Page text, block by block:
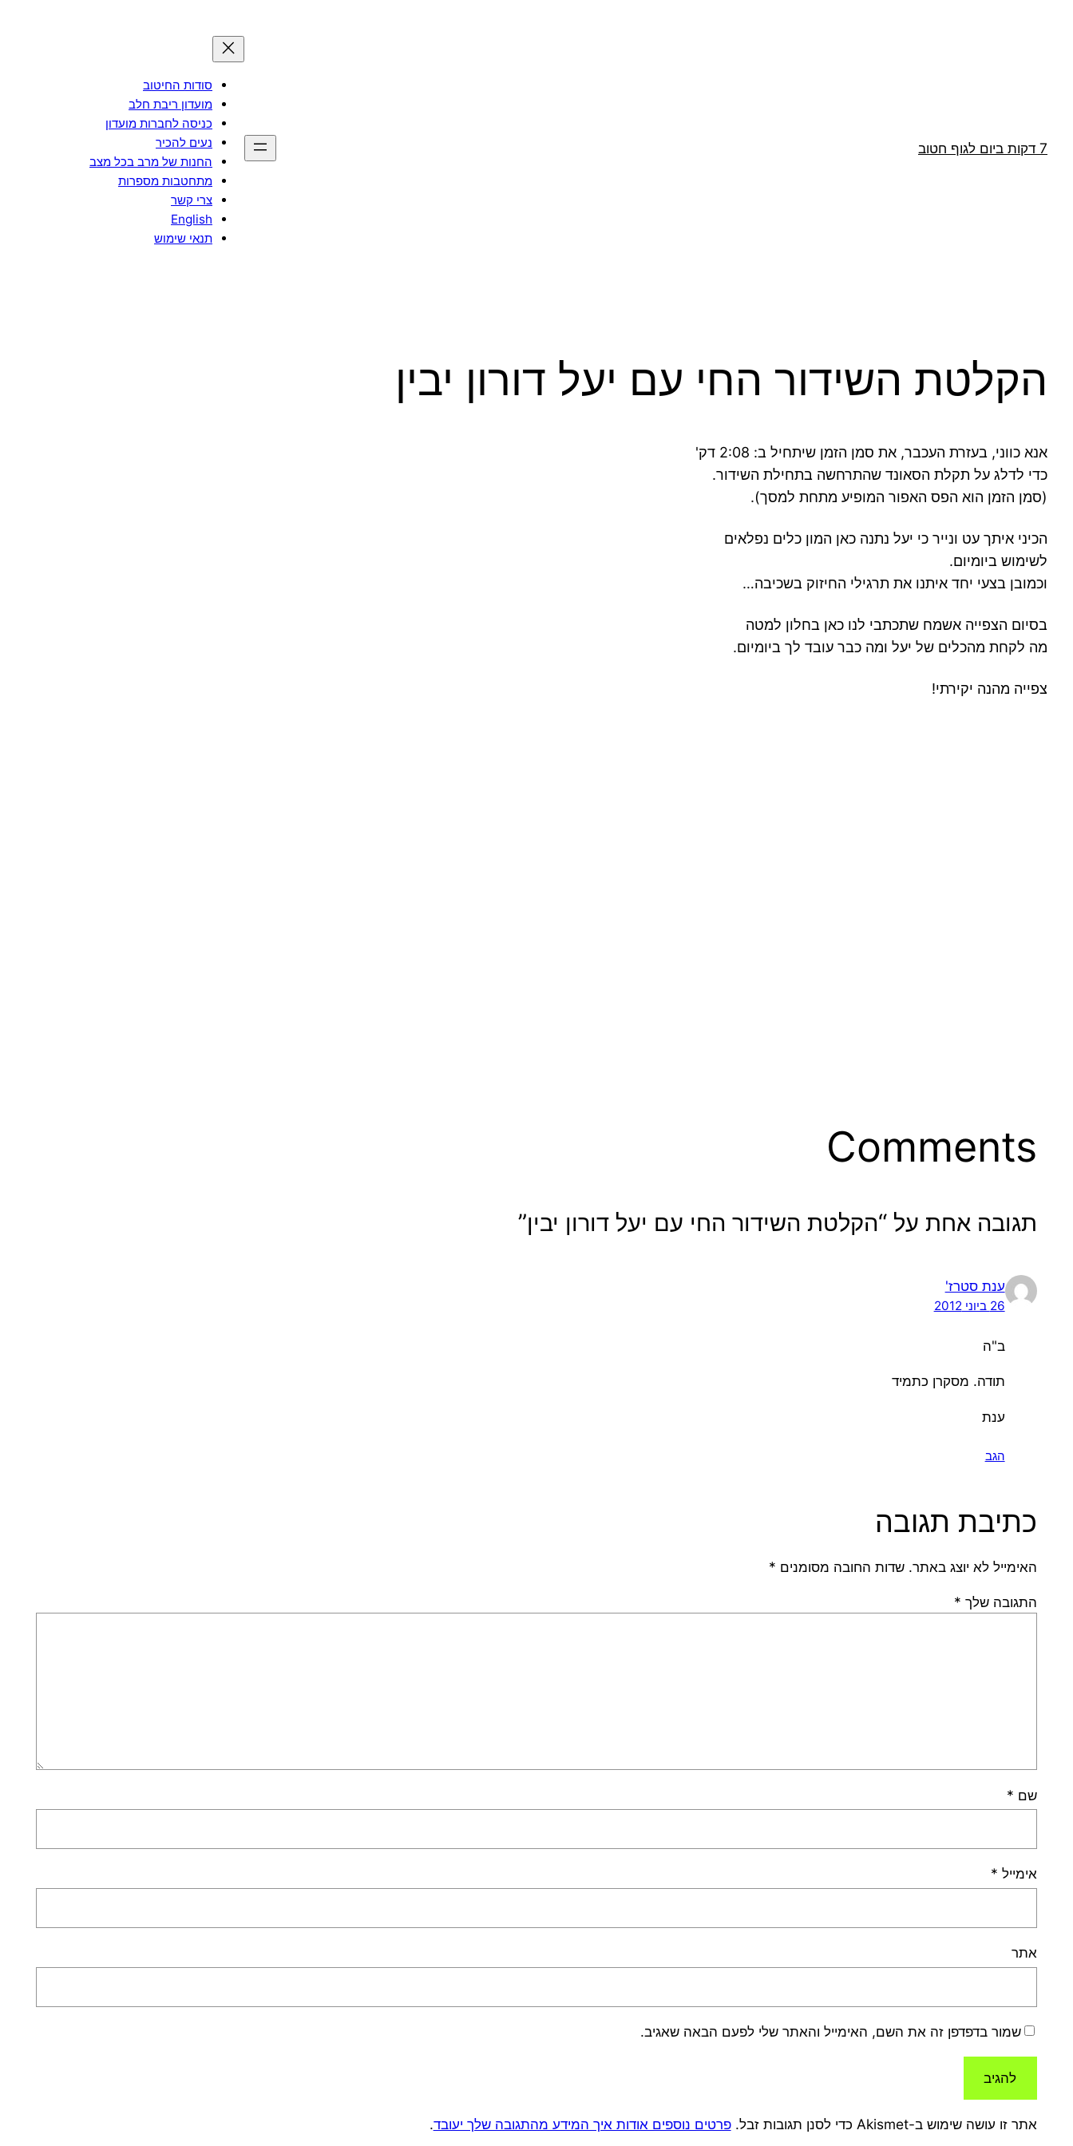
7 דקות ביום לגוף חטוב
סודות החיטוב
מועדון ריבת חלב
כניסה לחברות מועדון
נעים להכיר
החנות של מרב בכל מצב
מתחטבות מספרות
צרי קשר
English
תנאי שימוש
הקלטת השידור החי עם יעל דורון יבין
אנא כווני, בעזרת העכבר, את סמן הזמן שיתחיל ב: 2:08 דק'
כדי לדלג על תקלת הסאונד שהתרחשה בתחילת השידור.
(סמן הזמן הוא הפס האפור המופיע מתחת למסך).
הכיני איתך עט ונייר כי יעל נתנה כאן המון כלים נפלאים
לשימוש ביומיום.
וכמובן בצעי יחד איתנו את תרגילי החיזוק בשכיבה…
בסיום הצפייה אשמח שתכתבי לנו כאן בחלון למטה
מה לקחת מהכלים של יעל ומה כבר עובד לך ביומיום.
צפייה מהנה יקירתי!
Comments
תגובה אחת על “הקלטת השידור החי עם יעל דורון יבין”
ענת סטרז'
26 ביוני 2012
ב"ה
תודה. מסקרן כתמיד
ענת
הגב
כתיבת תגובה
האימייל לא יוצג באתר. שדות החובה מסומנים *
התגובה שלך *
שם *
אימייל *
אתר
שמור בדפדפן זה את השם, האימייל והאתר שלי לפעם הבאה שאגיב.
אתר זו עושה שימוש ב-Akismet כדי לסנן תגובות זבל. פרטים נוספים אודות איך המידע מהתגובה שלך יעובד.